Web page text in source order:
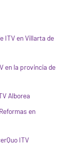
ITV en Villarta de
en la provincia de
Alborea
en
ITV